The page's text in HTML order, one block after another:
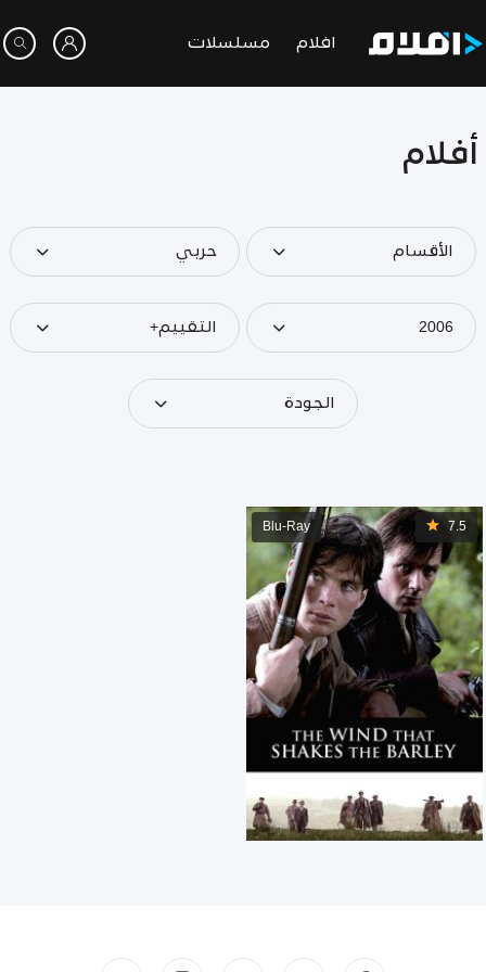
افلام مسلسلات
أفلام
الأقسام حربي
2006 التقييم+
الجودة
7.5
Blu-Ray